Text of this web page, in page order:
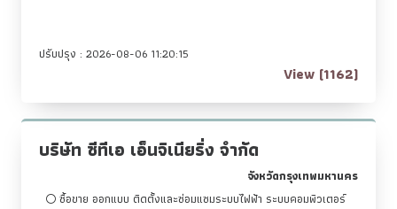
ปรับปรุง : 2026-08-06 11:20:15
View (1162)
บริษัท ซีทีเอ เอ็นจิเนียริ่ง จำกัด
จังหวัดกรุงเทพมหานคร
ซื้อขาย ออกแบบ ติดตั้งและซ่อมแซมระบบไฟฟ้า ระบบคอมพิวเตอร์